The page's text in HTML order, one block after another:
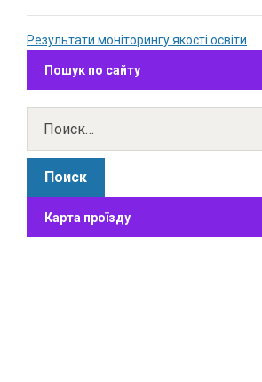
Результати моніторингу якості освіти
Пошук по сайту
Карта проїзду